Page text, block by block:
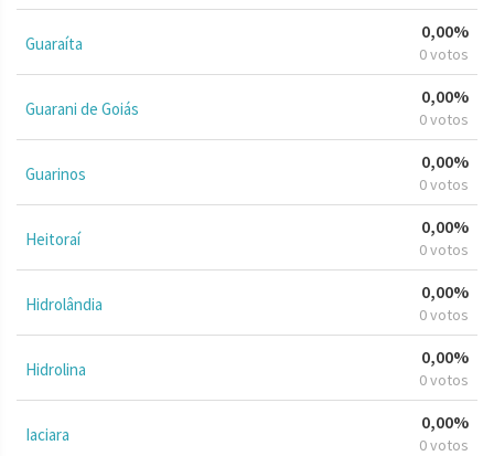
Guaraíta
0,00%
0 votos
Guarani de Goiás
0,00%
0 votos
Guarinos
0,00%
0 votos
Heitoraí
0,00%
0 votos
Hidrolândia
0,00%
0 votos
Hidrolina
0,00%
0 votos
Iaciara
0,00%
0 votos